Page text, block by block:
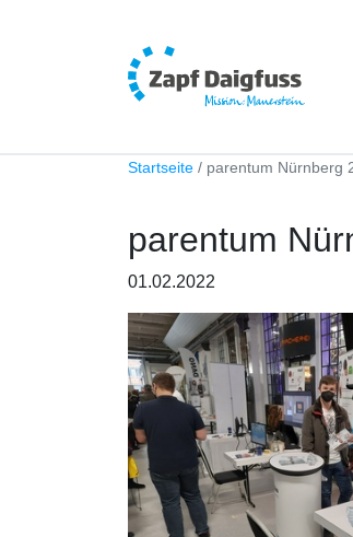
Startseite parentum Nürnberg
parentum
01.02.2022